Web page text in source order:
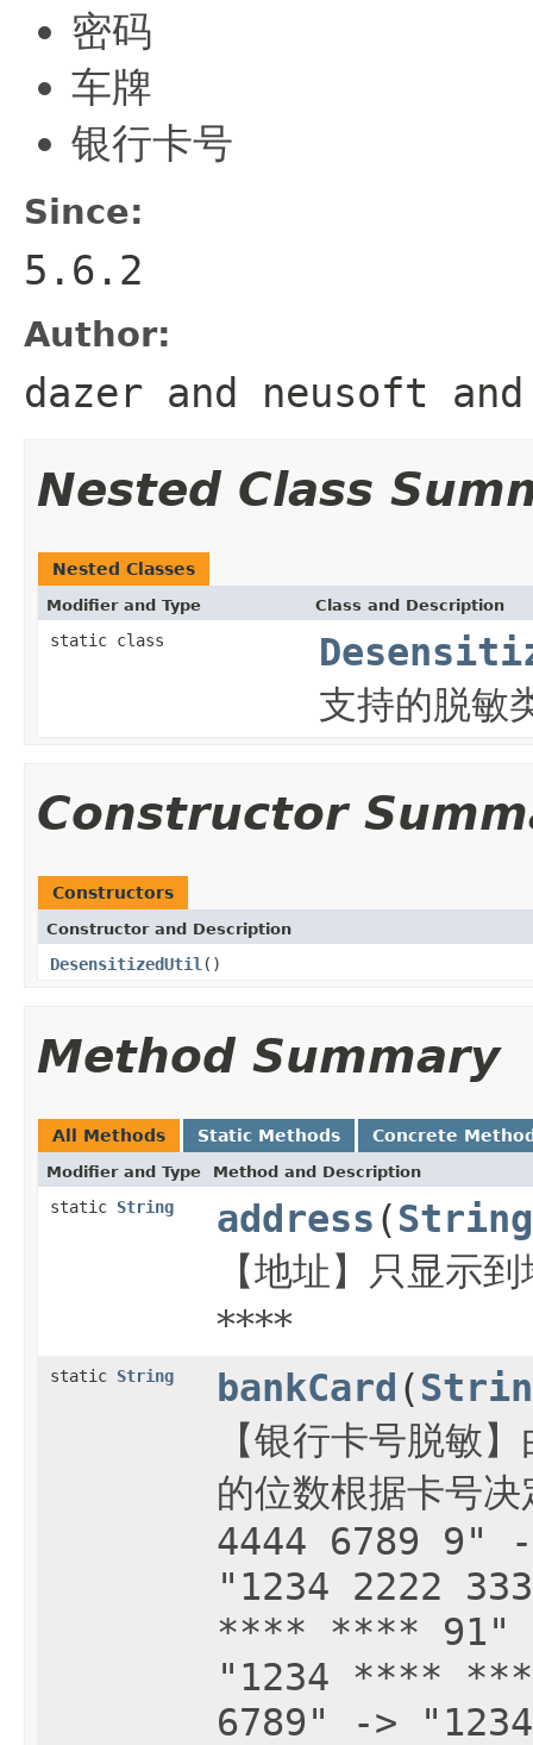
密码
车牌
银行卡号
Since:
5.6.2
Author:
dazer and neusoft and
Nested Class
Nested Classes
Modifier and Type Class and Description
static class
支持的脱敏
Constructor
Constructors
Constructor and Description
DesensitizedUtil ()
Method Summary
All Methods Static Methods Concrete
Modifier and Type Method and Description
static String address (String
【地址】只显示
****
static String bankCard (
【银行卡号脱敏
的位数根据卡号
4444 6789
"1234 2222
**** **** 91"
"1234 ****
6789" ->